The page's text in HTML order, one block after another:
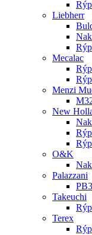
Liebherr
Mecalac
Menzi
New
O&K
Palazzani
Takeuchi
Terex